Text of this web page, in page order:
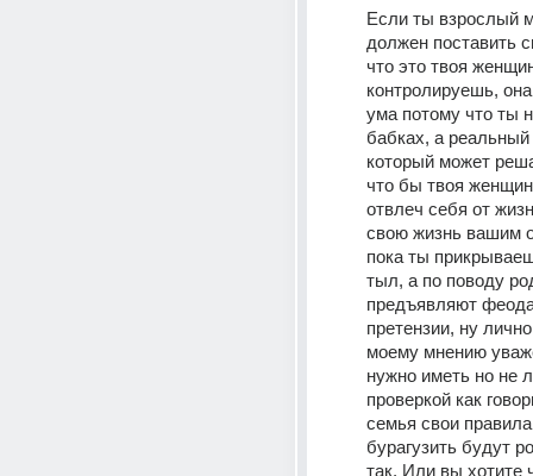
Если ты взрослый
должен поставить
что это твоя
контролируешь,
ума потому что ты
бабках, а
который может
что бы твоя
отвлеч себя от
свою жизнь вашим
пока ты
тыл, а по поводу
предъявляют
претензии, ну
моему мнению
нужно иметь но не
проверкой как
семья свои
бурагузить будут
так. Или вы хотите